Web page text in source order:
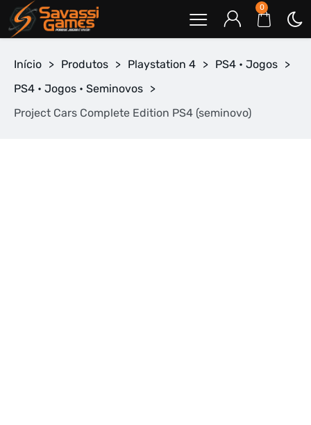
0
Início > Produtos > Playstation 4 > PS4 • Jogos >
PS4 • Jogos • Seminovos >
Project Cars Complete Edition PS4 (seminovo)